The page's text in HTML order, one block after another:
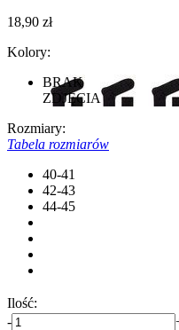
18,90 zł
Kolory:
BRAK
ZDJĘCIA
Rozmiary:
Tabela rozmiarów
40-41
42-43
44-45
Ilość:
-